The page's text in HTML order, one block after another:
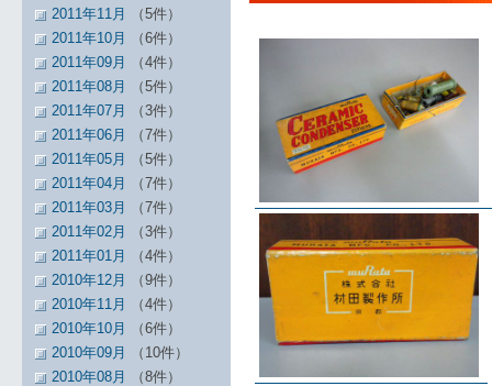
2011年11月
（5件）
2011年10月
（6件）
2011年09月
（4件）
2011年08月
（5件）
2011年07月
（3件）
2011年06月
（7件）
2011年05月
（5件）
2011年04月
（7件）
2011年03月
（7件）
2011年02月
（3件）
2011年01月
（4件）
2010年12月
（9件）
2010年11月
（4件）
2010年10月
（6件）
2010年09月
（10件）
2010年08月
（8件）